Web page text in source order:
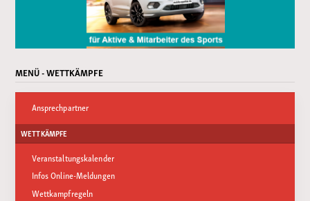
MENÜ - WETTKÄMPFE
Ansprechpartner
WETTKÄMPFE
Veranstaltungskalender
Infos Online-Meldungen
Wettkampfregeln